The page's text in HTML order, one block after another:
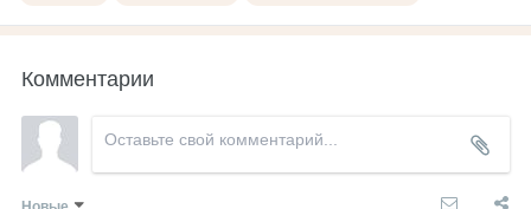
Комментарии